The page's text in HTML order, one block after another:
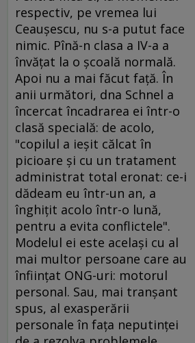
respectiv, pe vremea lui
Ceauşescu, nu s-a putut face
nimic. Pînă-n clasa a IV-a a
învăţat la o şcoală normală.
Apoi nu a mai făcut faţă. În
anii următori, dna Schnel a
încercat încadrarea ei într-o
clasă specială: de acolo,
"copilul a ieşit călcat în
picioare şi cu un tratament
administrat total eronat: ce-i
dădeam eu într-un an, a
înghiţit acolo într-o lună,
pentru a evita conflictele".
Modelul ei este acelaşi cu al
mai multor persoane care au
înfiinţat ONG-uri: motorul
personal. Sau, mai tranşant
spus, al exasperării
personale în faţa neputinţei